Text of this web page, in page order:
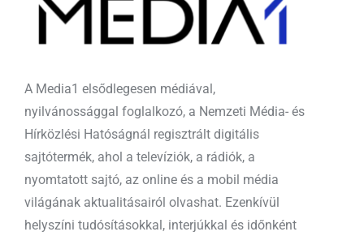
A Media1 elsődlegesen médiával,
nyilvánossággal foglalkozó, a Nemzeti Média- és
Hírközlési Hatóságnál regisztrált digitális
sajtótermék, ahol a televíziók, a rádiók, a
nyomtatott sajtó, az online és a mobil média
világának aktualitásairól olvashat. Ezenkívül
helyszíni tudósításokkal, interjúkkal és időnként